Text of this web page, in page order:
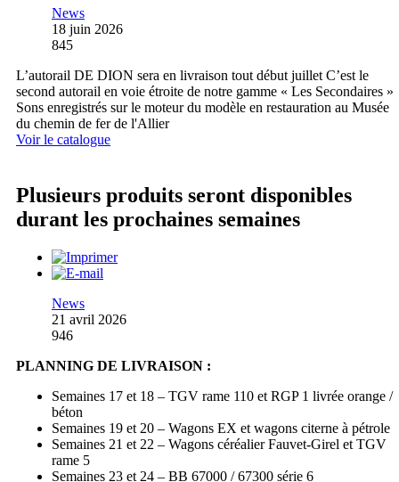
News
18 juin 2026
845
L’autorail DE DION sera en livraison tout début juillet C’est le
second autorail en voie étroite de notre gamme « Les Secondaires »
Sons enregistrés sur le moteur du modèle en restauration au Musée
du chemin de fer de l'Allier
Voir le catalogue
Plusieurs produits seront disponibles
durant les prochaines semaines
News
21 avril 2026
946
PLANNING DE LIVRAISON :
Semaines 17 et 18 – TGV rame 110 et RGP 1 livrée orange /
béton
Semaines 19 et 20 – Wagons EX et wagons citerne à pétrole
Semaines 21 et 22 – Wagons céréalier Fauvet-Girel et TGV
rame 5
Semaines 23 et 24 – BB 67000 / 67300 série 6